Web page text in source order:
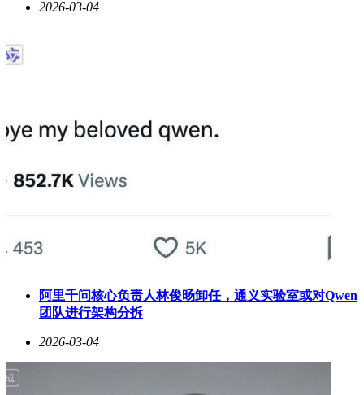
2026-03-04
阿里千问核心负责人林俊旸卸任，通义实验室或对Qwen
团队进行架构分拆
2026-03-04